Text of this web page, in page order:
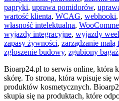
papryki, uprawa pomidorów,
wartość klienta, WCAG, webhooki,
własność intelektualna,
wyjazdy integracyjne, wyjazdy
zapasy żywności, zarządzanie małą
zgłoszenie budowy, zgubiony bagaż
Bioarp24.pl to serwis online, która
skórę. To strona, która wpisuje się
produktów kosmetycznych.
skupia się na produktach, które